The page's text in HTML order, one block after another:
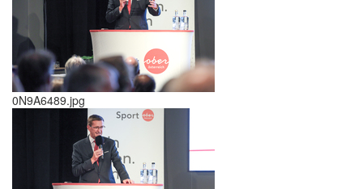
0N9A6489.jpg